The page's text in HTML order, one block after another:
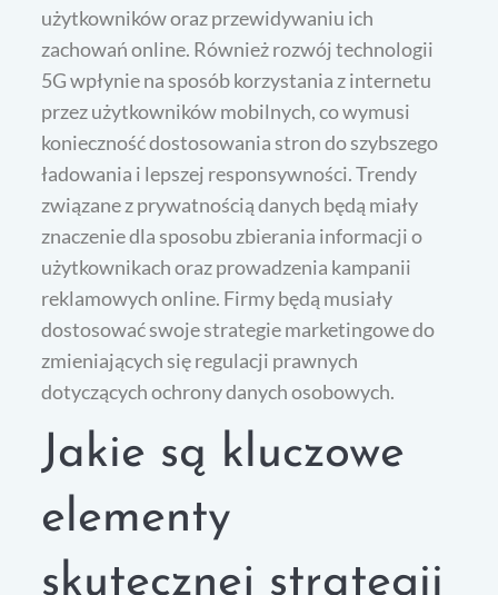
użytkowników oraz przewidywaniu ich
zachowań online. Również rozwój technologii
5G wpłynie na sposób korzystania z internetu
przez użytkowników mobilnych, co wymusi
konieczność dostosowania stron do szybszego
ładowania i lepszej responsywności. Trendy
związane z prywatnością danych będą miały
znaczenie dla sposobu zbierania informacji o
użytkownikach oraz prowadzenia kampanii
reklamowych online. Firmy będą musiały
dostosować swoje strategie marketingowe do
zmieniających się regulacji prawnych
dotyczących ochrony danych osobowych.
Jakie są kluczowe
elementy
skutecznej strategii